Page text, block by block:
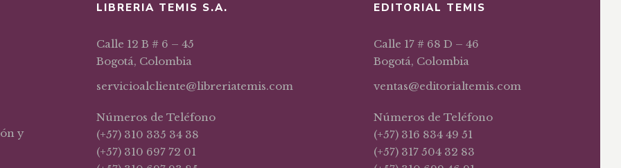
y
LIBRERIA TEMIS S.A.
Calle 12 B # 6 – 45
Bogotá, Colombia
servicioalcliente@libreriatemis.com
Números de Teléfono
(+57) 310 335 34 38
(+57) 310 697 72 01
EDITORIAL TEMIS
Calle 17 # 68 D – 46
Bogotá, Colombia
ventas@editorialtemis.com
Números de Teléfono
(+57) 316 834 49 51
(+57) 317 504 32 83